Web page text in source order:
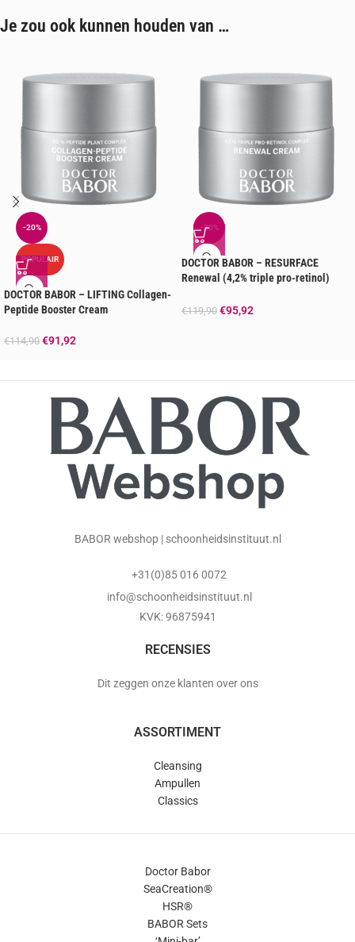
Je zou ook kunnen houden van …
-20%
POPULAIR
DOCTOR BABOR – LIFTING Collagen-
Peptide Booster Cream
€114,90 €91,92
-20%
DOCTOR BABOR – RESURFACE
Renewal (4,2% triple pro-retinol)
€119,90 €95,92
BABOR webshop | schoonheidsinstituut.nl
+31(0)85 016 0072
info@schoonheidsinstituut.nl
KVK: 96875941
RECENSIES
Dit zeggen onze klanten over ons
ASSORTIMENT
Cleansing
Ampullen
Classics
Doctor Babor
SeaCreation®
HSR®
BABOR Sets